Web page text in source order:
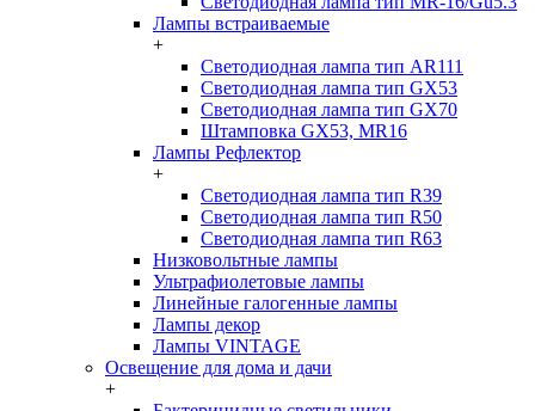
Лампы встраиваемые
+
Светодиодная лампа тип AR111
Светодиодная лампа тип GX53
Светодиодная лампа тип GX70
Штамповка GX53, MR16
Лампы Рефлектор
+
Светодиодная лампа тип R39
Светодиодная лампа тип R50
Светодиодная лампа тип R63
Низковольтные лампы
Ультрафиолетовые лампы
Линейные галогенные лампы
Лампы декор
Лампы VINTAGE
Освещение для дома и дачи
+